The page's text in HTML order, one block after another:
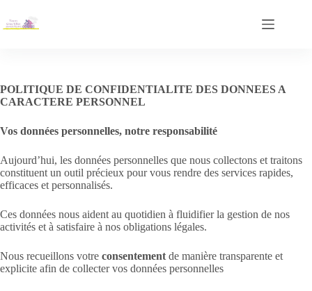
POLITIQUE DE CONFIDENTIALITE DES DONNEES A
CARACTERE PERSONNEL
Vos données personnelles, notre responsabilité
Aujourd’hui, les données personnelles que nous collectons et traitons
constituent un outil précieux pour vous rendre des services rapides,
efficaces et personnalisés.
Ces données nous aident au quotidien à fluidifier la gestion de nos
activités et à satisfaire à nos obligations légales.
Nous recueillons votre consentement de manière transparente et
explicite afin de collecter vos données personnelles